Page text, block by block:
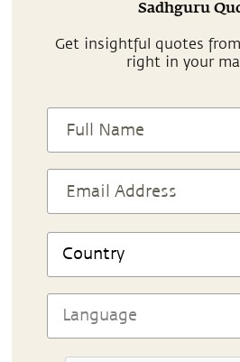
Sadhguru
Get insightful quotes
right in your